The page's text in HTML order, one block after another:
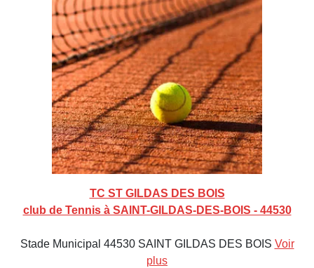
TC ST GILDAS DES BOIS
club de Tennis à SAINT-GILDAS-DES-BOIS - 44530
Stade Municipal 44530 SAINT GILDAS DES BOIS Voir
plus